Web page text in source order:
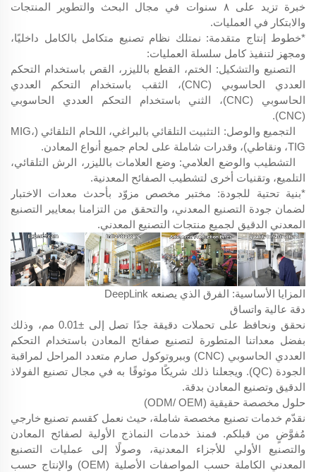
خبرة تزيد على ٨ سنوات في مجال البحث والتطوير المنتجات
والابتكار في العمليات.
*خطوط إنتاج متقدمة: نمتلك نظام تصنيع متكامل بالكامل داخليًا،
ومجهز لتنفيذ كامل سلسلة العمليات:
التصنيع والتشكيل: الختم، القطع بالليزر، القص باستخدام التحكم
العددي الحاسوبي (CNC)، الثقب باستخدام التحكم العددي
الحاسوبي (CNC)، الثني باستخدام التحكم العددي الحاسوبي
(CNC).
التجميع والوصل: التثبيت التلقائي بالبراغي، اللحام التلقائي (MIG،
TIG، ونقاطي)، وقدرات شاملة على لحام جميع أنواع المعادن.
التشطيب والوضع العلامي: وضع العلامات بالليزر، الرش التلقائي،
التلميع، وتقنيات أخرى لتشطيب الصفائح المعدنية.
*بنية تحتية للجودة: مختبر مخصص مزوّد بأحدث معدات الاختبار
لضمان جودة التصنيع المعدني، والتحقق من التزامنا بمعايير التصنيع
المعدني الدقيق لجميع منتجات التصنيع المعدني.
المزايا الأساسية: الفرق الذي يصنعه DeepLink
دقة عالية واتساق
نحقق ونحافظ على تحملات دقيقة جدًا تصل إلى ±0.01 مم، وذلك
بفضل معداتنا المتطورة لتصنيع صفائح المعادن باستخدام التحكم
العددي الحاسوبي (CNC) وببروتوكول صارم متعدد المراحل لمراقبة
الجودة (QC). ويجعلنا ذلك شريكًا موثوقًا به في مجال تصنيع الفولاذ
الدقيق وتصنيع المعادن بدقة.
حلول مخصصة حقيقية (ODM/ OEM)
نقدّم خدمات تصنيع مخصصة شاملة، حيث نعمل كقسم تصنيع خارجي
مُفوَّضٍ من قبلكم. فمنذ خدمات النماذج الأولية لصفائح المعادن
والتصنيع الأولي للأجزاء المعدنية، وصولًا إلى عمليات التصنيع
المعدني الكاملة حسب المواصفات الأصلية (OEM) والإنتاج حسب